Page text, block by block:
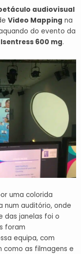
audiovisual
Video Mapping na
do evento da
Isentress 600 mg.
uma colorida
num auditório, onde
das janelas foi o
foram
equipa, com
como as filmagens e